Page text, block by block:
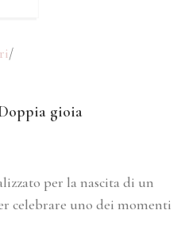
gioia
per la nascita di un
celebrare uno dei momenti